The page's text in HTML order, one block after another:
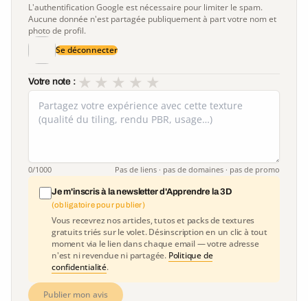
L'authentification Google est nécessaire pour limiter le spam.
Aucune donnée n'est partagée publiquement à part votre nom et
photo de profil.
Se déconnecter
Votre note : ★
★
★
★
★
0/1000 Pas de liens · pas de domaines · pas de promo
Je m'inscris à la newsletter d'Apprendre la 3D
(obligatoire pour publier)
Vous recevrez nos articles, tutos et packs de textures
gratuits triés sur le volet. Désinscription en un clic à tout
moment via le lien dans chaque email — votre adresse
n'est ni revendue ni partagée. Politique de
confidentialité.
Publier mon avis